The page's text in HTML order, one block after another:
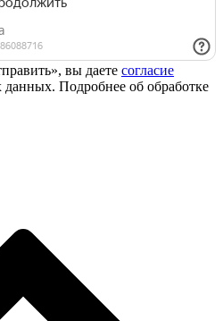
вы даете согласие
данных. Подробнее об обработке